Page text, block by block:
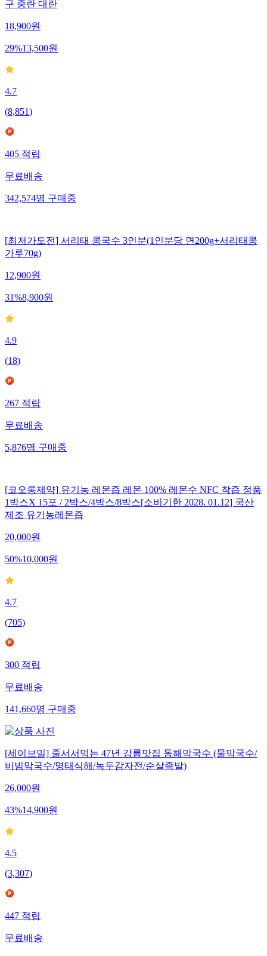
구 중란 대란
18,900원
29%13,500원
4.7
(8,851)
405 적립
무료배송
342,574명 구매중
[최저가도전] 서리태 콩국수 3인분(1인분당 면200g+서리태콩
가루70g)
12,900원
31%8,900원
4.9
(18)
267적립
무료배송
5,876명구매중
[코오롱제약] 유기농 레몬즙 레몬 100% 레몬수 NFC 착즙 정품
1박스X 15포 / 2박스/4박스/8박스[소비기한 2028. 01.12] 국산
제조 유기농레몬즙
20,000원
50%10,000원
4.7
(705)
300적립
무료배송
141,660명구매중
[세이브밀] 줄서서먹는 47년 강릉맛집 동해막국수 (물막국수/
비빔막국수/명태식해/녹두감자전/순살족발)
26,000원
43%14,900원
4.5
(3,307)
447적립
무료배송